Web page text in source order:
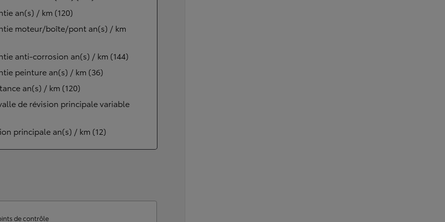
an(s) / km (120)
moteur/boîte/pont an(s) / km
anti-corrosion an(s) / km (144)
peinture an(s) / km (36)
an(s) / km (120)
de révision principale variable
principale an(s) / km (12)
de contrôle